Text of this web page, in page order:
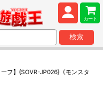
カート
検索
フ】{SOVR-JP026}《モンスタ